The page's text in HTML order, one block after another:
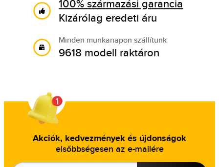
100% származási garancia
Kizárólag eredeti áru
Minden munkanapon szállítunk
9618 modell raktáron
Akciók, kedvezmények és újdonságok
elsőbbségesen az e-mailére